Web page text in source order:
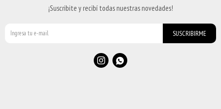
¡Suscribite y recibí todas nuestras novedades!
SUSCRIBIRME
 